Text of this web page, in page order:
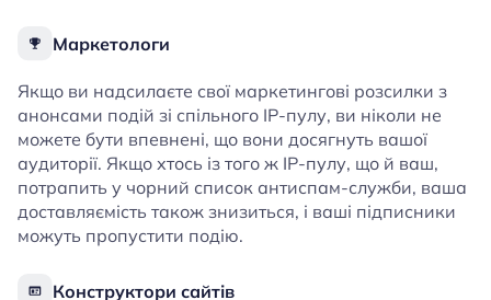
Маркетологи
Якщо ви надсилаєте свої маркетингові розсилки з
анонсами подій зі спільного IP-пулу, ви ніколи не
можете бути впевнені, що вони досягнуть вашої
аудиторії. Якщо хтось із того ж IP-пулу, що й ваш,
потрапить у чорний список антиспам-служби, ваша
доставляємість також знизиться, і ваші підписники
можуть пропустити подію.
Конструктори сайтів